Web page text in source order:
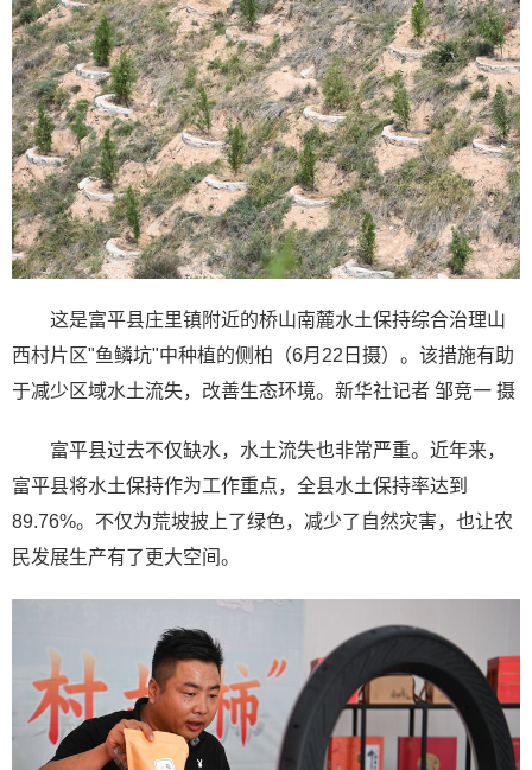
这是富平县庄里镇附近的桥山南麓水土保持综合治理山
西村片区"鱼鳞坑"中种植的侧柏（6月22日摄）。该措施有助
于减少区域水土流失，改善生态环境。新华社记者 邹竞一 摄
富平县过去不仅缺水，水土流失也非常严重。近年来，
富平县将水土保持作为工作重点，全县水土保持率达到
89.76%。不仅为荒坡披上了绿色，减少了自然灾害，也让农
民发展生产有了更大空间。